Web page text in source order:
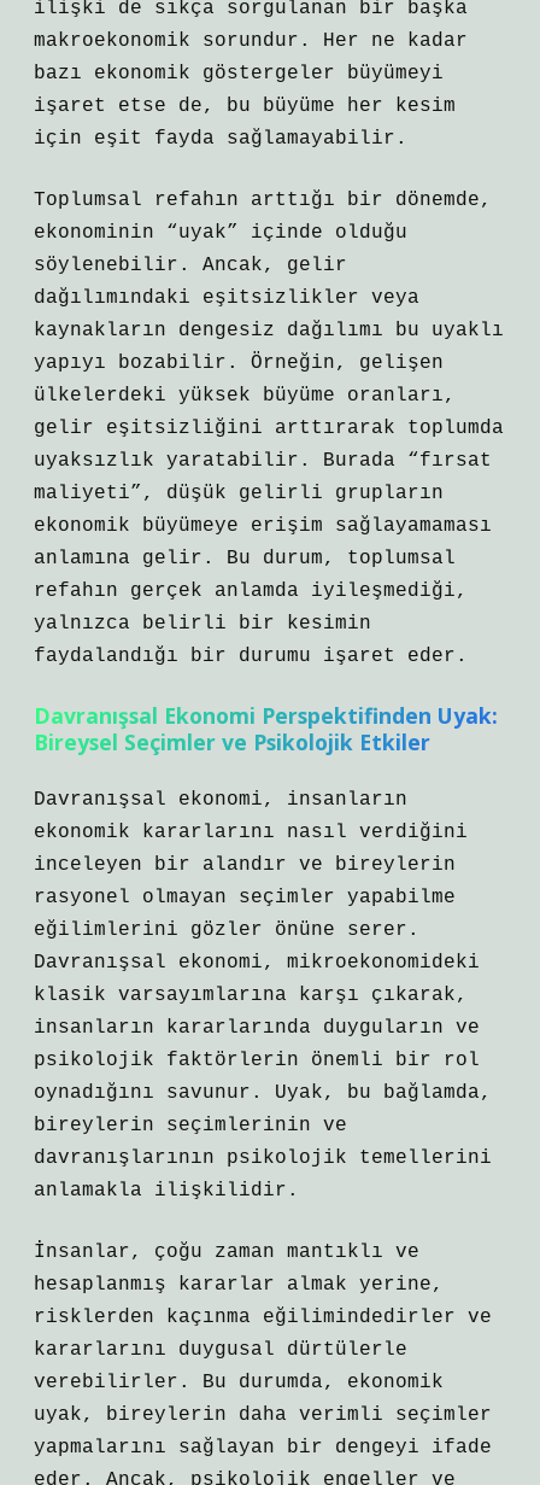
ilişki de sıkça sorgulanan bir başka
makroekonomik sorundur. Her ne kadar
bazı ekonomik göstergeler büyümeyi
işaret etse de, bu büyüme her kesim
için eşit fayda sağlamayabilir.
Toplumsal refahın arttığı bir dönemde,
ekonominin “uyak” içinde olduğu
söylenebilir. Ancak, gelir
dağılımındaki eşitsizlikler veya
kaynakların dengesiz dağılımı bu uyaklı
yapıyı bozabilir. Örneğin, gelişen
ülkelerdeki yüksek büyüme oranları,
gelir eşitsizliğini arttırarak toplumda
uyaksızlık yaratabilir. Burada “fırsat
maliyeti”, düşük gelirli grupların
ekonomik büyümeye erişim sağlayamaması
anlamına gelir. Bu durum, toplumsal
refahın gerçek anlamda iyileşmediği,
yalnızca belirli bir kesimin
faydalandığı bir durumu işaret eder.
Davranışsal Ekonomi Perspektifinden Uyak:
Bireysel Seçimler ve Psikolojik Etkiler
Davranışsal ekonomi, insanların
ekonomik kararlarını nasıl verdiğini
inceleyen bir alandır ve bireylerin
rasyonel olmayan seçimler yapabilme
eğilimlerini gözler önüne serer.
Davranışsal ekonomi, mikroekonomideki
klasik varsayımlarına karşı çıkarak,
insanların kararlarında duyguların ve
psikolojik faktörlerin önemli bir rol
oynadığını savunur. Uyak, bu bağlamda,
bireylerin seçimlerinin ve
davranışlarının psikolojik temellerini
anlamakla ilişkilidir.
İnsanlar, çoğu zaman mantıklı ve
hesaplanmış kararlar almak yerine,
risklerden kaçınma eğilimindedirler ve
kararlarını duygusal dürtülerle
verebilirler. Bu durumda, ekonomik
uyak, bireylerin daha verimli seçimler
yapmalarını sağlayan bir dengeyi ifade
eder. Ancak, psikolojik engeller ve